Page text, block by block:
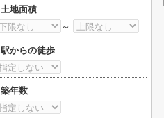
土地面積
～
駅からの徒歩
築年数